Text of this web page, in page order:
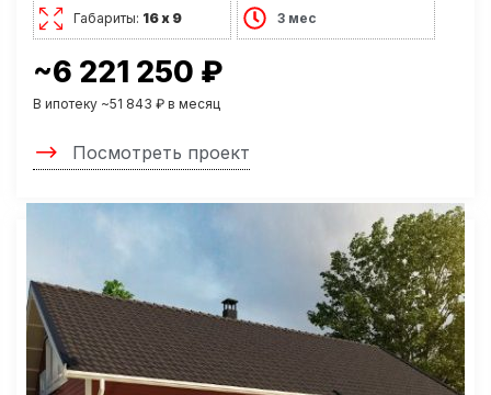
Габариты: 16 х 9 3 мес
~6 221 250 ₽
В ипотеку ~51 843 ₽ в месяц
Посмотреть проект